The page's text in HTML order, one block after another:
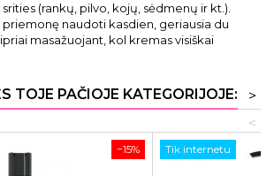
(rankų, pilvo, kojų, sėdmenų ir kt.).
naudoti kasdien, geriausia du
masažuojant, kol kremas visiškai
TOJE PAČIOJE KATEGORIJOJE:
>
<
−15% Tik internetu